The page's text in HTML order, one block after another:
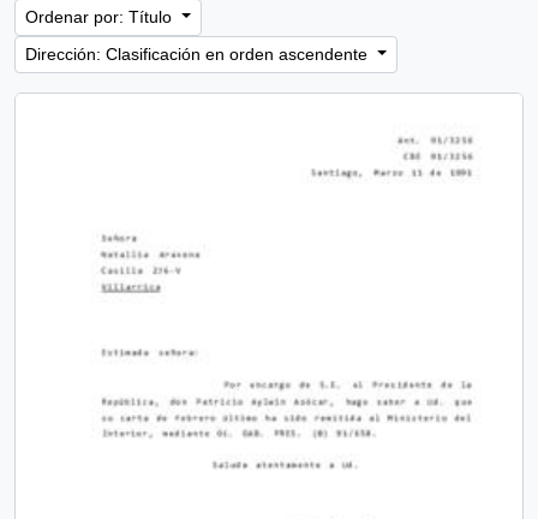
Ordenar por: Título
Dirección: Clasificación en orden ascendente